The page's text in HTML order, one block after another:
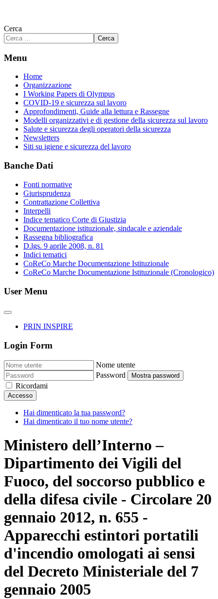
Cerca
Cerca
Menu
Home
Organizzazione
I Working Papers di Olympus
COVID-19 e sicurezza sul lavoro
Approfondimenti, Guide alla lettura e Rassegne
Modelli organizzativi e di gestione della sicurezza sul lavoro
Salute e sicurezza degli operatori della sicurezza
Newsletters
Siti su igiene e sicurezza del lavoro
Banche Dati
Fonti normative
Giurisprudenza
Contrattazione Collettiva
Interpelli
Indice tematico Corte di Giustizia
Documentazione istituzionale, sindacale e aziendale
Rassegna bibliografica
D.lgs. 9 aprile 2008, n. 81
Indici tematici
CoReCo Marche Documentazione Istituzionale
CoReCo Marche Documentazione Istituzionale (Cronologico)
User Menu
PRIN INSPIRE
Login Form
Nome utente
Password
Mostra password
Ricordami
Accesso
Hai dimenticato la tua password?
Hai dimenticato il tuo nome utente?
Ministero dell’Interno –
Dipartimento dei Vigili del
Fuoco, del soccorso pubblico e
della difesa civile - Circolare 20
gennaio 2012, n. 655 -
Apparecchi estintori portatili
d'incendio omologati ai sensi
del Decreto Ministeriale del 7
gennaio 2005